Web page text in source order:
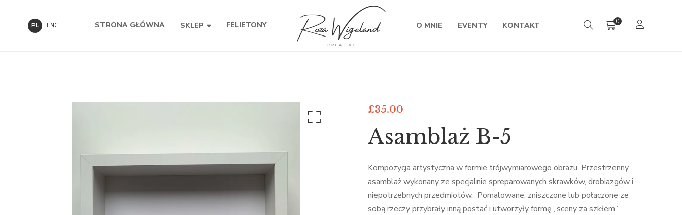
PL ENG STRONA GŁÓWNA SKLEP FELIETONY O MNIE EVENTY KONTAKT 0
£35.00
Asamblaż B-5
Kompozycja artystyczna w formie trójwymiarowego obrazu. Przestrzenny
asamblaż wykonany ze specjalnie spreparowanych skrawków, drobiazgów i
niepotrzebnych przedmiotów. Pomalowane, zniszczone lub połączone ze
sobą rzeczy przybrały inną postać i utworzyły formę „sceny za szkłem”.